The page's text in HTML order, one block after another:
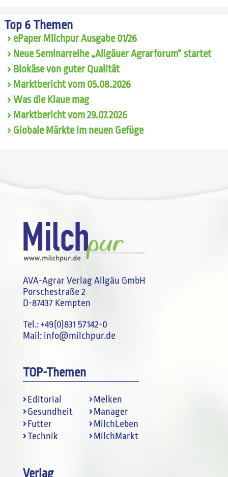
Top 6 Themen
ePaper Milchpur Ausgabe 01/26
Neue Seminarreihe „Allgäuer Agrarforum“ startet
Biokäse von guter Qualität
Marktbericht vom 05.08.2026
Was die Klaue mag
Marktbericht vom 29.07.2026
Globale Märkte im neuen Gefüge
AVA-Agrar Verlag Allgäu GmbH
Porschestraße 2
D-87437 Kempten
Tel.:+49(0)831 57142-0
Mail: info@milchpur.de
TOP-Themen
Editorial
Gesundheit
Futter
Technik
Melken
Manager
MilchLeben
MilchMarkt
Verlag